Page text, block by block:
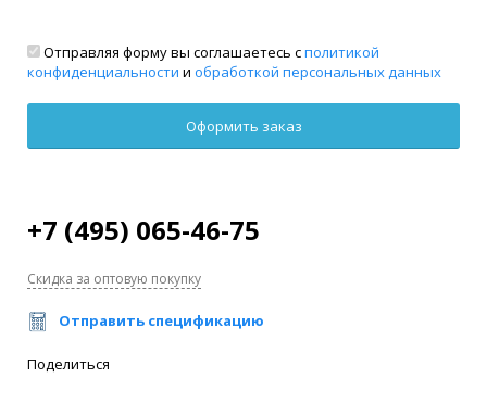
Отправляя форму вы соглашаетесь сполитикой
конфиденциальности и обработкой персональных данных
+7 (495) 065-46-75
Скидка за оптовую покупку
Отправить спецификацию
Поделиться